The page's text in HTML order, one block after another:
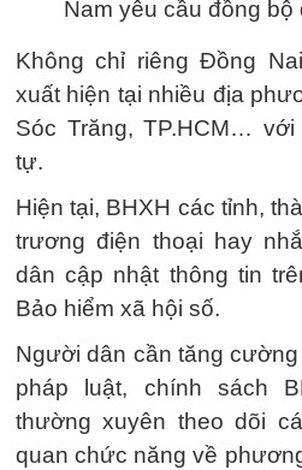
Không chỉ riêng Đồng
xuất hiện tại nhiều địa
Sóc Trăng, TP.HCM…
tự.
Hiện tại, BHXH các tỉnh,
trương điện thoại hay
dân cập nhật thông tin
Bảo hiểm xã hội số.
Người dân cần tăng
pháp luật, chính sách
thường xuyên theo dõi
quan chức năng về